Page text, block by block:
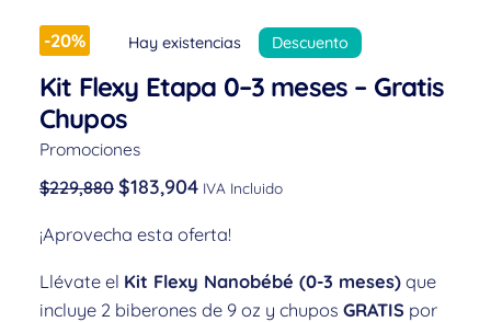
-20% Hay existencias Descuento
Kit Flexy Etapa 0–3 meses – Gratis
Chupos
Promociones
$229,880 $183,904 IVA Incluido
¡Aprovecha esta oferta!
Llévate el Kit Flexy Nanobébé (0-3 meses) que
incluye 2 biberones de 9 oz y chupos GRATIS por